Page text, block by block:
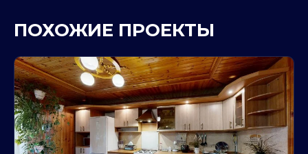
ПОХОЖИЕ ПРОЕКТЫ